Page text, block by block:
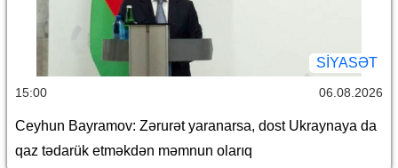
SİYASƏT
15:00 06.08.2026
Ceyhun Bayramov: Zərurət yaranarsa, dost Ukraynaya da
qaz tədarük etməkdən məmnun olarıq